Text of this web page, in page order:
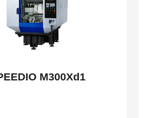
M300Xd1